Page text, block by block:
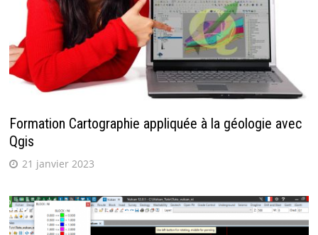
Formation Cartographie appliquée à la géologie avec
Qgis
21 janvier 2023